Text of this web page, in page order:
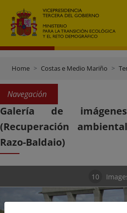
Home Costas e Medio Mariño
Navegación
Galería de
(Recuperación
Razo-Baldaio)
10